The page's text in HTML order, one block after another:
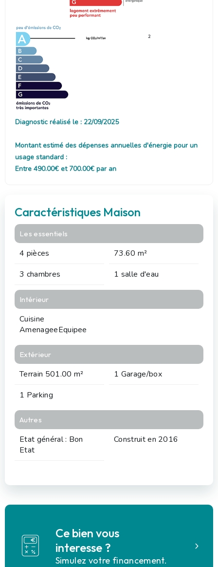
2
Diagnostic réalisé le : 22/09/2025
Montant estimé des dépenses annuelles d'énergie pour un
usage standard :
Entre 490.00€ et 700.00€ par an
Caractéristiques Maison
Les essentiels
4 pièces
73.60 m²
3 chambres
1 salle d'eau
Intérieur
Cuisine
AmenageeEquipee
Extérieur
Terrain 501.00 m²
1 Garage/box
1 Parking
Autres
Etat général : Bon
Etat
Construit en 2016
Ce bien vous
interesse ?
Simulez votre financement.